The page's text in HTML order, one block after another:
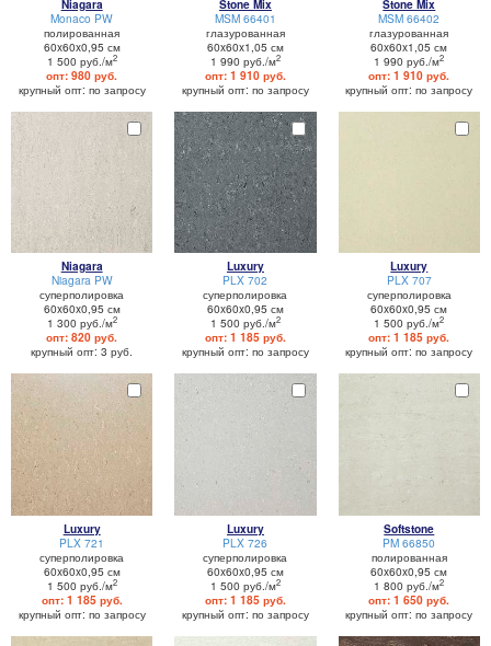
Niagara
Monaco PW
полированная
60x60x0,95 см
1 500 руб./м2
опт: 980 руб.
крупный опт: по запросу
Stone Mix
MSM 66401
глазурованная
60x60x1,05 см
1 990 руб./м2
опт: 1 910 руб.
крупный опт: по запросу
Stone Mix
MSM 66402
глазурованная
60x60x1,05 см
1 990 руб./м2
опт: 1 910 руб.
крупный опт: по запросу
Niagara
Niagara PW
суперполировка
60x60x0,95 см
1 300 руб./м2
опт: 820 руб.
крупный опт: 3 руб.
Luxury
PLX 702
суперполировка
60x60x0,95 см
1 500 руб./м2
опт: 1 185 руб.
крупный опт: по запросу
Luxury
PLX 707
суперполировка
60x60x0,95 см
1 500 руб./м2
опт: 1 185 руб.
крупный опт: по запросу
Luxury
PLX 721
суперполировка
60x60x0,95 см
1 500 руб./м2
опт: 1 185 руб.
крупный опт: по запросу
Luxury
PLX 726
суперполировка
60x60x0,95 см
1 500 руб./м2
опт: 1 185 руб.
крупный опт: по запросу
Softstone
PM 66850
полированная
60x60x0,95 см
1 800 руб./м2
опт: 1 650 руб.
крупный опт: по запросу